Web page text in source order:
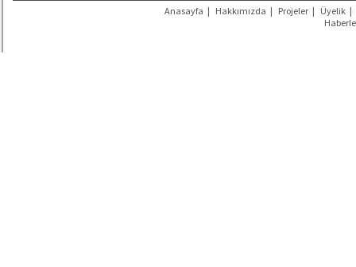
Anasayfa | Hakkımızda | Projeler | Üyelik |